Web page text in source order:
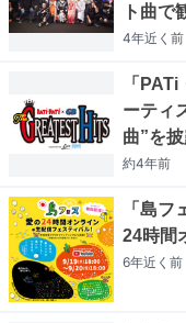
ト曲で
4年近く 前
「
ーティ
曲”を
約4年前
「島
24時間
6年近く 前